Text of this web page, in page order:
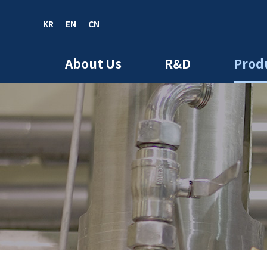
KR EN CN
About Us R&D